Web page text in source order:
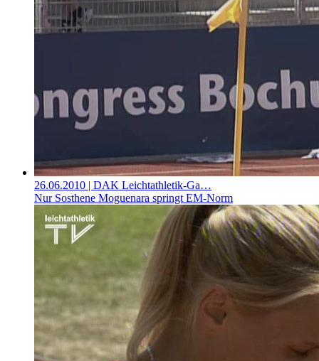
26.06.2010 | DAK Leichtathletik-Ga…
Nur Sosthene Moguenara springt EM-Norm